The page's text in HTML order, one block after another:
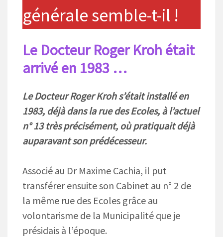
générale semble-t-il !
Le Docteur Roger Kroh était
arrivé en 1983 …
Le Docteur Roger Kroh s’était installé en
1983, déjà dans la rue des Ecoles, à l’actuel
n° 13 très précisément, où pratiquait déjà
auparavant son prédécesseur.
Associé au Dr Maxime Cachia, il put
transférer ensuite son Cabinet au n° 2 de
la même rue des Ecoles grâce au
volontarisme de la Municipalité que je
présidais à l’époque.